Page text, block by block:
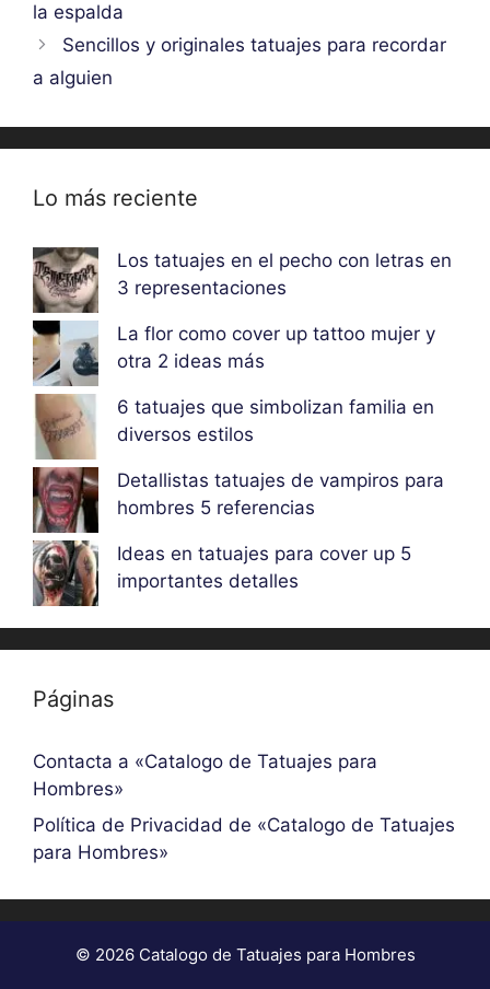
la espalda
Sencillos y originales tatuajes para recordar
a alguien
Lo más reciente
Los tatuajes en el pecho con letras en
3 representaciones
La flor como cover up tattoo mujer y
otra 2 ideas más
6 tatuajes que simbolizan familia en
diversos estilos
Detallistas tatuajes de vampiros para
hombres 5 referencias
Ideas en tatuajes para cover up 5
importantes detalles
Páginas
Contacta a «Catalogo de Tatuajes para
Hombres»
Política de Privacidad de «Catalogo de Tatuajes
para Hombres»
© 2026 Catalogo de Tatuajes para Hombres